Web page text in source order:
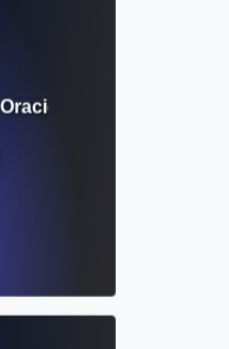
Balanceadas